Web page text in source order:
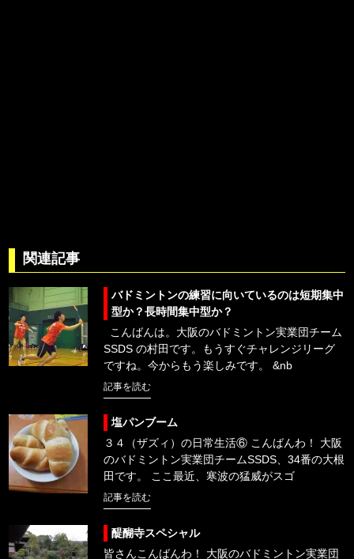
関連記事
バドミントンの練習に向いているのは短期集中
型か？長時間集中型か？
こんばんは。大阪のバドミントン実業団チーム
SSDS の村田です。もうすぐチャレンジリーグ
ですね。今からもう楽しみです。 &nb
記事を読む
塩パンブーム
３４（ザズィ）の日常生活⑥ こんばんわ！ 大阪
のバドミントン実業団チームSSDS、34番の大根
田です。 ここ最近、寒波の猛威がスゴ
記事を読む
醍醐寺スペシャル
皆さんこんばんわ！ 大阪のバドミントン実業団